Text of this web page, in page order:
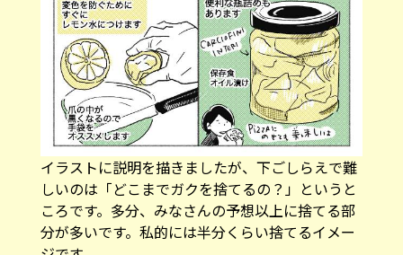
イラストに説明を描きましたが、下ごしらえで難
しいのは「どこまでガクを捨てるの？」というと
ころです。多分、みなさんの予想以上に捨てる部
分が多いです。私的には半分くらい捨てるイメー